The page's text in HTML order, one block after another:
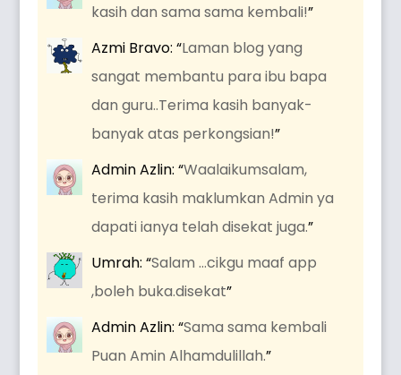
kasih dan sama sama kembali!”
Azmi Bravo: “Laman blog yang
sangat membantu para ibu bapa
dan guru..Terima kasih banyak-
banyak atas perkongsian!”
Admin Azlin: “Waalaikumsalam,
terima kasih maklumkan Admin ya
dapati ianya telah disekat juga.”
Umrah: “Salam …cikgu maaf app
,boleh buka.disekat”
Admin Azlin: “Sama sama kembali
Puan Amin Alhamdulillah.”